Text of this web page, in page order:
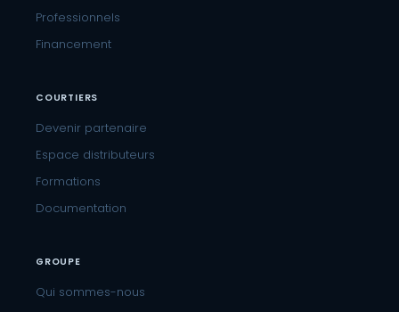
Professionnels
Financement
COURTIERS
Devenir partenaire
Espace distributeurs
Formations
Documentation
GROUPE
Qui sommes-nous